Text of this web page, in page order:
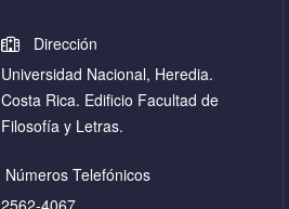
Dirección
Universidad Nacional, Heredia.
Costa Rica. Edificio Facultad de
Filosofía y Letras.
Números Telefónicos
2562-4067